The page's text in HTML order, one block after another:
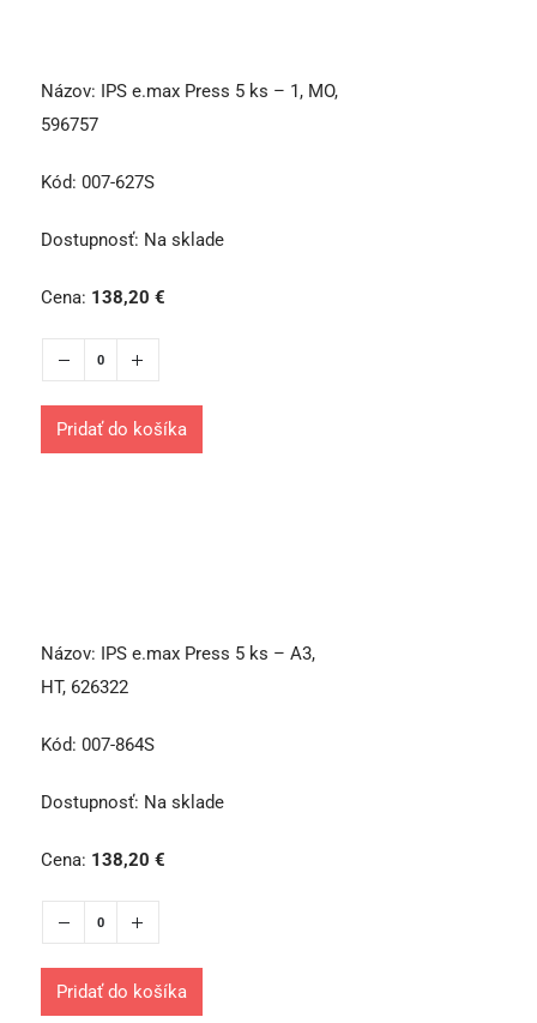
Názov:
IPS e.max Press 5 ks – 1, MO,
596757
Kód: 007-627S
Dostupnosť: Na sklade
Cena: 138,20 €
Pridať do košíka
Názov:
IPS e.max Press 5 ks – A3,
HT, 626322
Kód: 007-864S
Dostupnosť: Na sklade
Cena: 138,20 €
Pridať do košíka